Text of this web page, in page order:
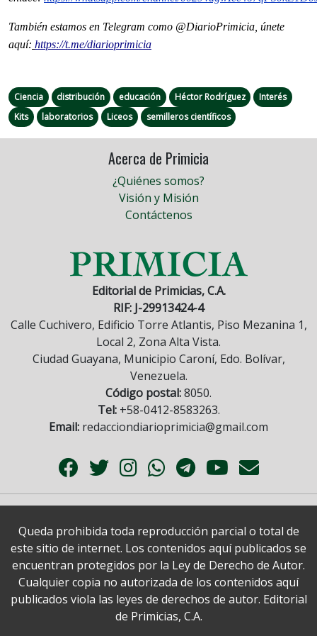
También estamos en Telegram como @DiarioPrimicia, únete
aquí: https://t.me/diarioprimicia
Ciencia distribución educación Héctor Rodríguez
Interés
Kits
laboratorios Liceos semilleros científicos
Acerca de Primicia
¿Quiénes somos?
Visión y Misión
Contáctenos
Editorial de Primicias, C.A.
RIF: J-29913424-4
Calle Cuchivero, Edificio Torre Atlantis, Piso Mezanina 1,
Local 2, Zona Alta Vista.
Ciudad Guayana, Municipio Caroní, Edo. Bolívar,
Venezuela.
Código postal:8050.
Tel:+58-0412-8583263.
Email: redacciondiarioprimicia@gmail.com
Queda prohibida toda reproducción parcial o total de
este sitio de internet. Los contenidos aquí publicados se
encuentran protegidos por la Ley de Derecho de Autor.
Cualquier copia no autorizada de los contenidos aquí
publicados viola las leyes de derechos de autor. Editorial
de Primicias, C.A.